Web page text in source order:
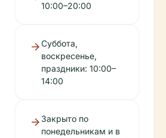
10:00–20:00
Суббота,
воскресенье,
праздники: 10:00–
14:00
Закрыто по
понедельникам и в